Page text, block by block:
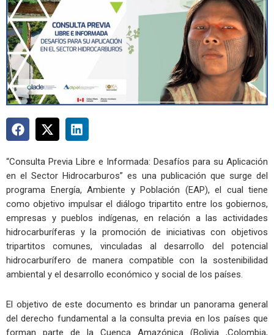
“Consulta Previa Libre e Informada: Desafíos para su Aplicación
en el Sector Hidrocarburos” es una publicación que surge del
programa Energía, Ambiente y Población (EAP), el cual tiene
como objetivo impulsar el diálogo tripartito entre los gobiernos,
empresas y pueblos indígenas, en relación a las actividades
hidrocarburíferas y la promoción de iniciativas con objetivos
tripartitos comunes, vinculadas al desarrollo del potencial
hidrocarburífero de manera compatible con la sostenibilidad
ambiental y el desarrollo económico y social de los países.
El objetivo de este documento es brindar un panorama general
del derecho fundamental a la consulta previa en los países que
forman parte de la Cuenca Amazónica (Bolivia ,Colombia,